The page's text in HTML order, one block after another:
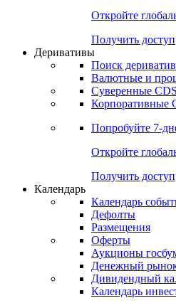
Откройте
Получить доступ
Деривативы
Поиск
Валютные и
Суверенные CDS
Корпоративные
Попробуйте 7-
Откройте
Получить доступ
Календарь
Календарь
Дефолты
Размещения
Оферты
Аукционы
Денежный
Дивидендный
Календарь